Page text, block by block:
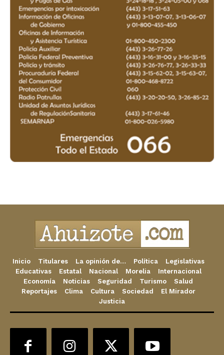
Inicio Titulares La opinión de… Política
Legislativas
Educativas
Estatal Nacional Morelia
Internacional
Economía
Noticias Seguridad Turismo
Salud
Reportajes
Clima Cultura Sociedad
El Mirador
Justicia